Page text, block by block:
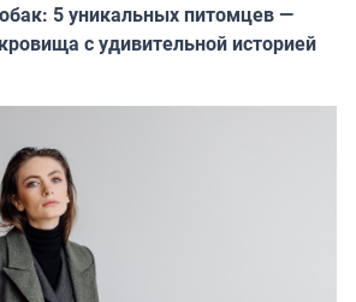
5 уникальных питомцев —
с удивительной историей